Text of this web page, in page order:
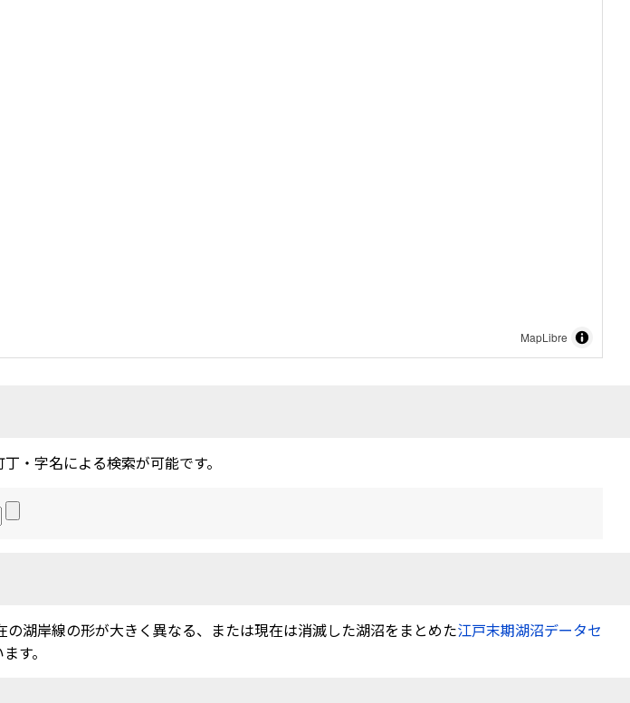
MapLibre
・字名による検索が可能です。
湖岸線の形が大きく異なる、または現在は消滅した湖沼をまとめた江戸末期湖沼データセ
す。